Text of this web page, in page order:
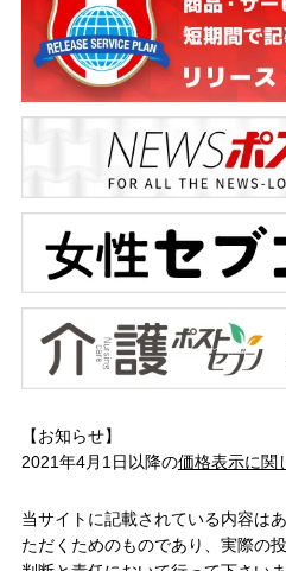
【お知らせ】
2021年4月1日以降の価格表示に関
当サイトに記載されている内容は
ただくためのものであり、実際の